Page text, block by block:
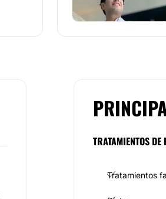
TRATAMIENTOS DE
Tratamientos